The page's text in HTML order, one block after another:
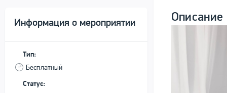
Информация о мероприятии
Тип:
Бесплатный
Статус:
Описание